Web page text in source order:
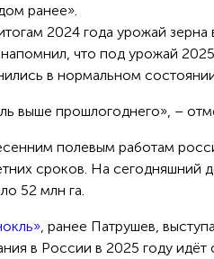
ранее».
2024 года урожай
что под урожай
в нормальном
выше прошлогоднего», –
полевым работам
сроков. На сегодняшний
52 млн га.
, ранее Патрушев,
в России в 2025 году